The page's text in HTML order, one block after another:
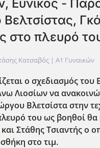
Εύνικος -
Βελτσίστας,
στο πλευρό
Κατσαβός | Α1 Γυναικών
ο σχεδιασμός του
Λιοσίων να
Βλετσίστα στην
του ως βοηθοί θα
Στάθης Τσιαντής ο
στο τιμ.